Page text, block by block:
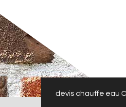
devis chauffe eau